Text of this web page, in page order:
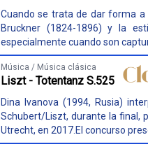
Cuando se trata de dar forma
Bruckner (1824-1896) y la
especialmente cuando son
Música / Música clásica
Liszt - Totentanz S.525
Dina Ivanova (1994, Rusia)
Schubert/Liszt, durante la final,
Utrecht, en 2017.El concurso